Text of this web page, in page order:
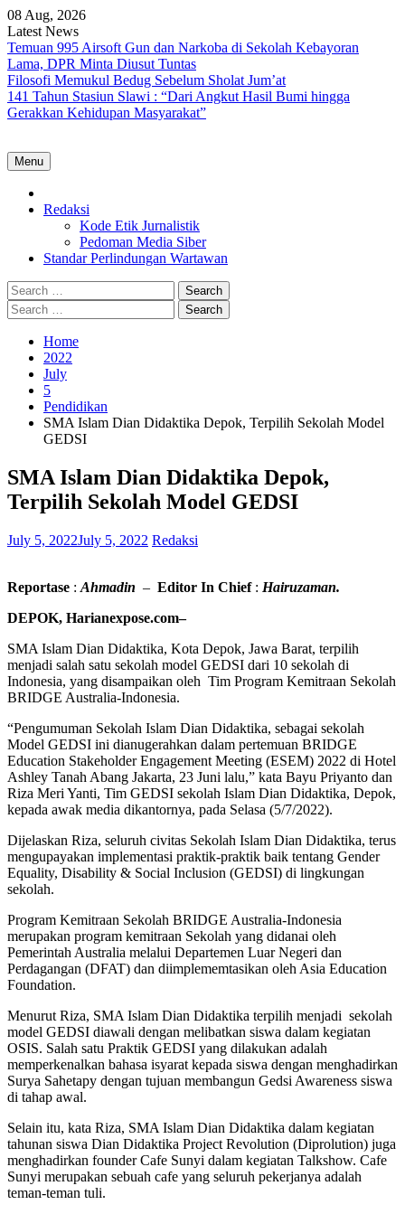
Skip
to
content
08 Aug, 2026
Latest News
Temuan 995 Airsoft Gun dan Narkoba di Sekolah Kebayoran
Lama, DPR Minta Diusut Tuntas
Filosofi Memukul Bedug Sebelum Sholat Jum’at
141 Tahun Stasiun Slawi : “Dari Angkut Hasil Bumi hingga
Gerakkan Kehidupan Masyarakat”
Menu
Redaksi
Kode Etik Jurnalistik
Pedoman Media Siber
Standar Perlindungan Wartawan
Search
for:
Search
for:
Home
2022
July
5
Pendidikan
SMA Islam Dian Didaktika Depok, Terpilih Sekolah Model
GEDSI
SMA Islam Dian Didaktika Depok,
Terpilih Sekolah Model GEDSI
July 5, 2022July 5, 2022 Redaksi
Reportase : Ahmadin – Editor In Chief: Hairuzaman.
DEPOK, Harianexpose.com–
SMA Islam Dian Didaktika, Kota Depok, Jawa Barat, terpilih
menjadi salah satu sekolah model GEDSI dari 10 sekolah di
Indonesia, yang disampaikan oleh Tim Program Kemitraan Sekolah
BRIDGE Australia-Indonesia.
“Pengumuman Sekolah Islam Dian Didaktika, sebagai sekolah
Model GEDSI ini dianugerahkan dalam pertemuan BRIDGE
Education Stakeholder Engagement Meeting (ESEM) 2022 di Hotel
Ashley Tanah Abang Jakarta, 23 Juni lalu,” kata Bayu Priyanto dan
Riza Meri Yanti, Tim GEDSI sekolah Islam Dian Didaktika, Depok,
kepada awak media dikantornya, pada Selasa (5/7/2022).
Dijelaskan Riza, seluruh civitas Sekolah Islam Dian Didaktika, terus
mengupayakan implementasi praktik-praktik baik tentang Gender
Equality, Disability & Social Inclusion (GEDSI) di lingkungan
sekolah.
Program Kemitraan Sekolah BRIDGE Australia-Indonesia
merupakan program kemitraan Sekolah yang didanai oleh
Pemerintah Australia melalui Departemen Luar Negeri dan
Perdagangan (DFAT) dan diimplememtasikan oleh Asia Education
Foundation.
Menurut Riza, SMA Islam Dian Didaktika terpilih menjadi sekolah
model GEDSI diawali dengan melibatkan siswa dalam kegiatan
OSIS. Salah satu Praktik GEDSI yang dilakukan adalah
memperkenalkan bahasa isyarat kepada siswa dengan menghadirkan
Surya Sahetapy dengan tujuan membangun Gedsi Awareness siswa
di tahap awal.
Selain itu, kata Riza, SMA Islam Dian Didaktika dalam kegiatan
tahunan siswa Dian Didaktika Project Revolution (Diprolution) juga
menghadirkan founder Cafe Sunyi dalam kegiatan Talkshow. Cafe
Sunyi merupakan sebuah cafe yang seluruh pekerjanya adalah
teman-teman tuli.